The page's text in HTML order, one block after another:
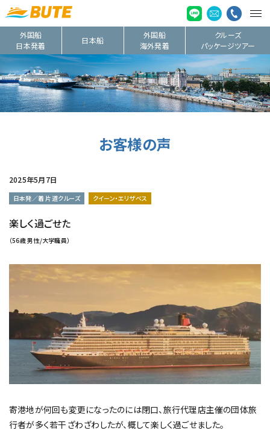
外国船
日本発着
日本船
外国船
海外発着
クルーズ
パッケージツアー
お客様の声
2025年5月7日
日本発／着 片道クルーズ クイーン・エリザベス
楽しく過ごせた
（56歳 男性/大学職員）
寄港地が何回も変更になったのには閉口、旅行代理店主催の団体旅
行者が多く若干ざわざわしたが、概して楽しく過ごせました。